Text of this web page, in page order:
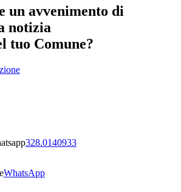
un avvenimento di
notizia
tuo Comune?
328.0140933
WhatsApp